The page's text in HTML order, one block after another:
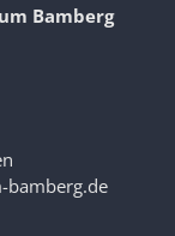
Bamberg
bamberg.de